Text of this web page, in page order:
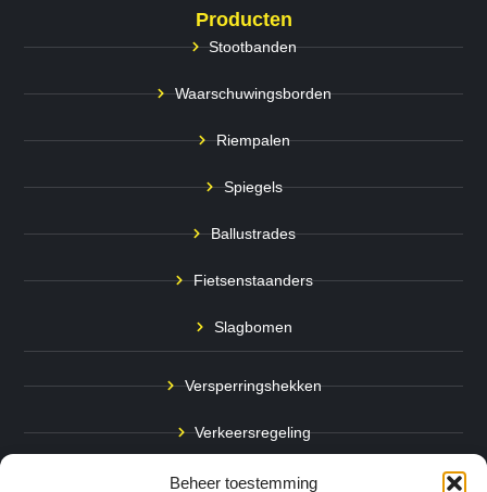
Beheer toestemming
Producten
Stootbanden
Waarschuwingsborden
Riempalen
Spiegels
Ballustrades
Fietsenstaanders
Slagbomen
Versperringshekken
Verkeersregeling
Stadspalen